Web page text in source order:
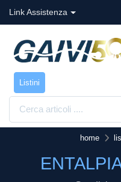
Link Assistenza
Listini
home